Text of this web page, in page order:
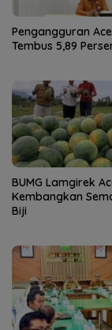
Pengangguran
Tembus 5,89
BUMG Lamgirek
Kembangkan
Biji